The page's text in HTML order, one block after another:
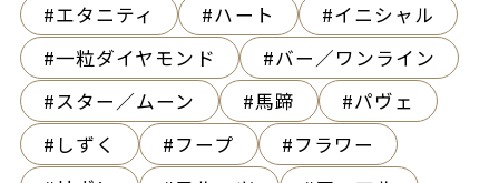
エタニティ ハート
イニシャル
一粒ダイヤモンド
バー／ワンライン
スター／ムーン
馬蹄
パヴェ
しずく
フープ
フラワー